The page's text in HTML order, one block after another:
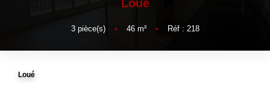
Qui Sommes Nous
Loué
3pièce(s) • 46m² • Réf : 218
Loué